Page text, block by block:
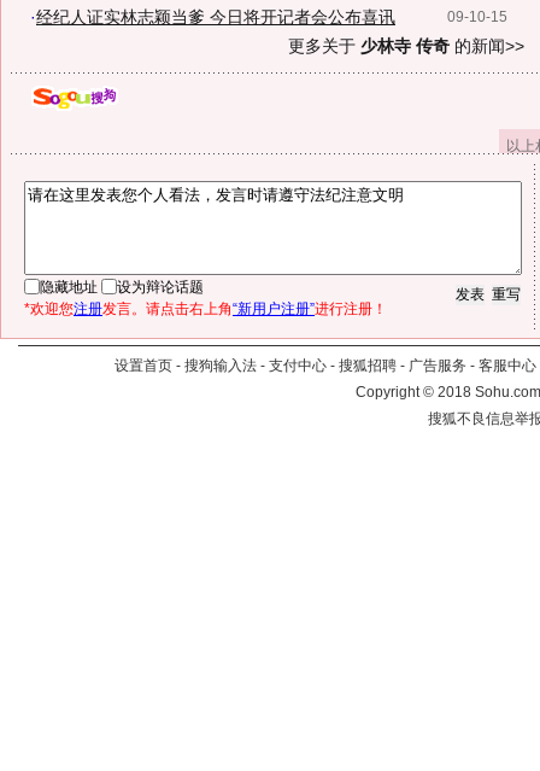
09-10-15
·经纪人证实林志颖当爹 今日将开记者会公布喜讯
更多关于 少林寺 传奇 的新闻>>
以
隐藏地址
设为辩论话题
*欢迎您注册发言。请点击右上角“新用户注册”进行注册！
设置首页 - 搜狗输入法 - 支付中心 - 搜狐招聘 - 广告服务 - 客服中心
Copyright©2018
搜狐不良信息举